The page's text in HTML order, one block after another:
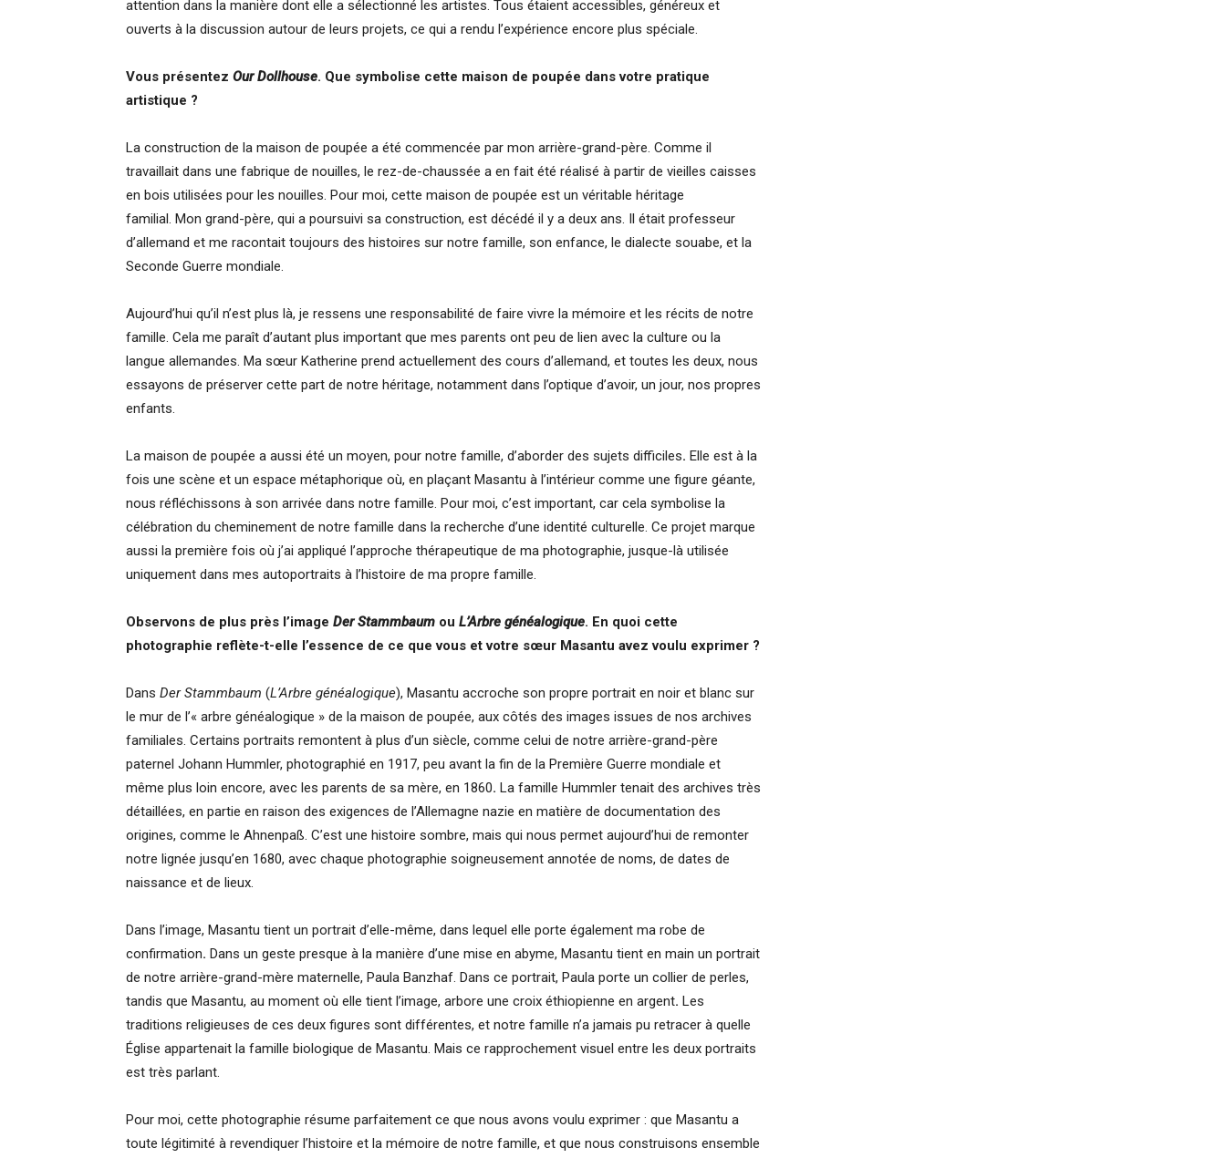
attention dans la manière dont elle a sélectionné les artistes. Tous étaient accessibles, généreux et
ouverts à la discussion autour de leurs projets, ce qui a rendu l’expérience encore plus spéciale.
Vous présentez Our Dollhouse. Que symbolise cette maison de poupée dans votre pratique
artistique ?
La construction de la maison de poupée a été commencée par mon arrière-grand-père. Comme il
travaillait dans une fabrique de nouilles, le rez-de-chaussée a en fait été réalisé à partir de vieilles caisses
en bois utilisées pour les nouilles. Pour moi, cette maison de poupée est un véritable héritage
familial. Mon grand-père, qui a poursuivi sa construction, est décédé il y a deux ans. Il était professeur
d’allemand et me racontait toujours des histoires sur notre famille, son enfance, le dialecte souabe, et la
Seconde Guerre mondiale.
Aujourd’hui qu’il n’est plus là, je ressens une responsabilité de faire vivre la mémoire et les récits de notre
famille. Cela me paraît d’autant plus important que mes parents ont peu de lien avec la culture ou la
langue allemandes. Ma sœur Katherine prend actuellement des cours d’allemand, et toutes les deux, nous
essayons de préserver cette part de notre héritage, notamment dans l’optique d’avoir, un jour, nos propres
enfants.
La maison de poupée a aussi été un moyen, pour notre famille, d’aborder des sujets difficiles. Elle est à la
fois une scène et un espace métaphorique où, en plaçant Masantu à l’intérieur comme une figure géante,
nous réfléchissons à son arrivée dans notre famille. Pour moi, c’est important, car cela symbolise la
célébration du cheminement de notre famille dans la recherche d’une identité culturelle. Ce projet marque
aussi la première fois où j’ai appliqué l’approche thérapeutique de ma photographie, jusque-là utilisée
uniquement dans mes autoportraits à l’histoire de ma propre famille.
Observons de plus près l’image Der Stammbaum ou L’Arbre généalogique. En quoi cette
photographie reflète-t-elle l’essence de ce que vous et votre sœur Masantu avez voulu exprimer ?
Dans Der Stammbaum (L’Arbre généalogique), Masantu accroche son propre portrait en noir et blanc sur
le mur de l’« arbre généalogique » de la maison de poupée, aux côtés des images issues de nos archives
familiales. Certains portraits remontent à plus d’un siècle, comme celui de notre arrière-grand-père
paternel Johann Hummler, photographié en 1917, peu avant la fin de la Première Guerre mondiale et
même plus loin encore, avec les parents de sa mère, en 1860. La famille Hummler tenait des archives très
détaillées, en partie en raison des exigences de l’Allemagne nazie en matière de documentation des
origines, comme le Ahnenpaß. C’est une histoire sombre, mais qui nous permet aujourd’hui de remonter
notre lignée jusqu’en 1680, avec chaque photographie soigneusement annotée de noms, de dates de
naissance et de lieux.
Dans l’image, Masantu tient un portrait d’elle-même, dans lequel elle porte également ma robe de
confirmation. Dans un geste presque à la manière d’une mise en abyme, Masantu tient en main un portrait
de notre arrière-grand-mère maternelle, Paula Banzhaf. Dans ce portrait, Paula porte un collier de perles,
tandis que Masantu, au moment où elle tient l’image, arbore une croix éthiopienne en argent. Les
traditions religieuses de ces deux figures sont différentes, et notre famille n’a jamais pu retracer à quelle
Église appartenait la famille biologique de Masantu. Mais ce rapprochement visuel entre les deux portraits
est très parlant.
Pour moi, cette photographie résume parfaitement ce que nous avons voulu exprimer : que Masantu a
toute légitimité à revendiquer l’histoire et la mémoire de notre famille, et que nous construisons ensemble